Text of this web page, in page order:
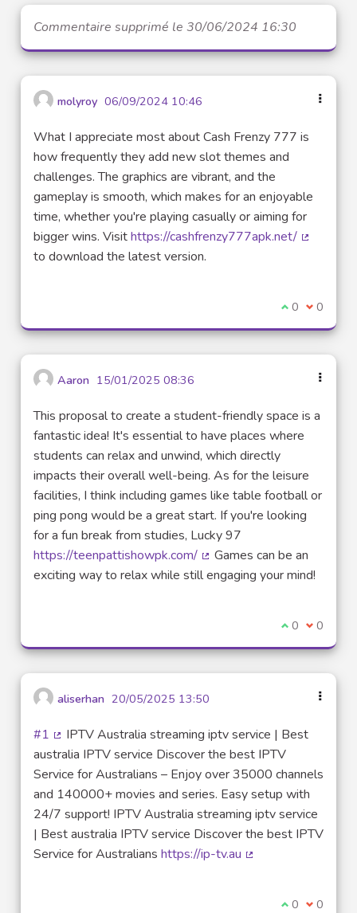
Commentaire supprimé le 30/06/2024 16:30
molyroy 06/09/2024 10:46
What I appreciate most about Cash Frenzy 777 is
how frequently they add new slot themes and
challenges. The graphics are vibrant, and the
gameplay is smooth, which makes for an enjoyable
time, whether you're playing casually or aiming for
bigger wins. Visithttps://cashfrenzy777apk.net/
to download the latest version.
Je suis
0 Je ne
0
Aaron 15/01/2025 08:36
This proposal to create a student-friendly space is a
fantastic idea! It's essential to have places where
students can relax and unwind, which directly
impacts their overall well-being. As for the leisure
facilities, I think including games like table football or
ping pong would be a great start. If you're looking
for a fun break from studies, Lucky 97
https://teenpattishowpk.com/
(Lien externe)
Games can be an
exciting way to relax while still engaging your mind!
Je suis
0 Je ne
0
aliserhan 20/05/2025 13:50
#1
(Lien externe)
IPTV Australia streaming iptv service | Best
australia IPTV service Discover the best IPTV
Service for Australians – Enjoy over 35000 channels
and 140000+ movies and series. Easy setup with
24/7 support! IPTV Australia streaming iptv service
| Best australia IPTV service Discover the best IPTV
Service for Australians https://ip-tv.au
Je suis
0 Je ne
0